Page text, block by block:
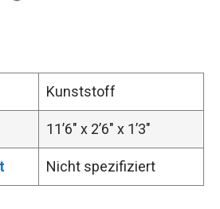
Kunststoff
11’6″ x 2’6″ x 1’3″
Nicht spezifiziert